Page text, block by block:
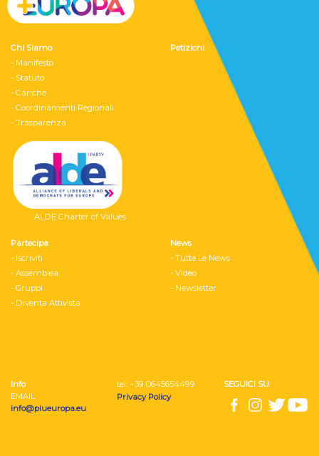
Chi Siamo
- Manifesto
- Statuto
- Cariche
- Coordinamenti Regionali
- Trasparenza
ALDE Charter of Values
Petizioni
Partecipa
- Iscriviti
- Assemblea
- Gruppi
- Diventa Attivista
News
- Tutte Le News
- Video
- Newsletter
Info
EMAIL
info@piueuropa.eu
tel: ‭+39 0645654499
Privacy Policy
SEGUICI SU